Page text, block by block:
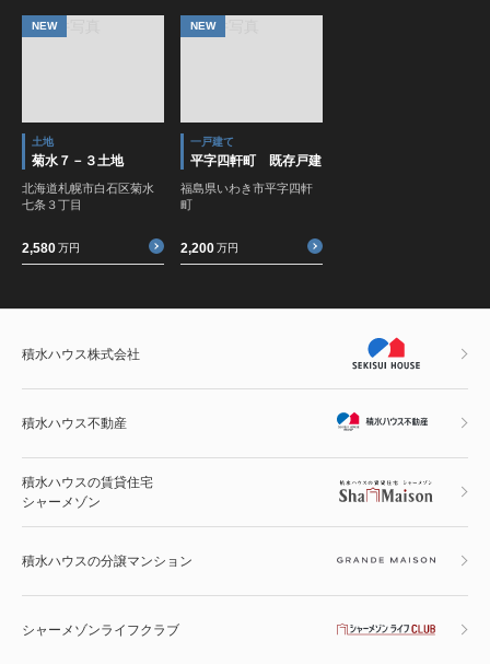
NEW
土地
菊水７－３土地
北海道札幌市白石区菊水
七条３丁目
2,580 万円
NEW
一戸建て
平字四軒町 既存戸建
福島県いわき市平字四軒
町
2,200 万円
積水ハウス株式会社
積水ハウス不動産
積水ハウスの賃貸住宅
シャーメゾン
積水ハウスの分譲マンション
シャーメゾンライフクラブ